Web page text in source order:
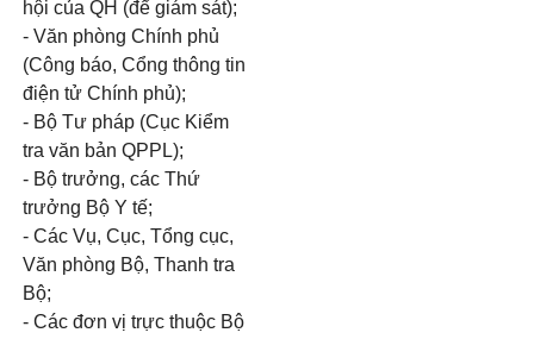
hội của QH (để giám sát);
- Văn phòng Chính phủ
(Công báo, Cổng thông tin
điện tử Chính phủ);
- Bộ Tư pháp (Cục Kiểm
tra văn bản QPPL);
- Bộ trưởng, các Thứ
trưởng Bộ Y tế;
- Các Vụ, Cục, Tổng cục,
Văn phòng Bộ, Thanh tra
Bộ;
- Các đơn vị trực thuộc Bộ